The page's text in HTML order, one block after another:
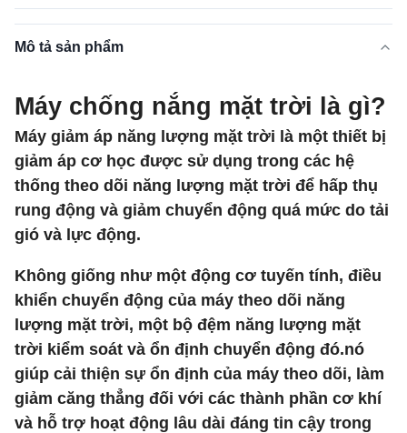
Mô tả sản phẩm
Máy chống nắng mặt trời là gì?
Máy giảm áp năng lượng mặt trời là một thiết bị
giảm áp cơ học được sử dụng trong các hệ
thống theo dõi năng lượng mặt trời để hấp thụ
rung động và giảm chuyển động quá mức do tải
gió và lực động.
Không giống như một động cơ tuyến tính, điều
khiển chuyển động của máy theo dõi năng
lượng mặt trời, một bộ đệm năng lượng mặt
trời kiểm soát và ổn định chuyển động đó.nó
giúp cải thiện sự ổn định của máy theo dõi, làm
giảm căng thẳng đối với các thành phần cơ khí
và hỗ trợ hoạt động lâu dài đáng tin cậy trong